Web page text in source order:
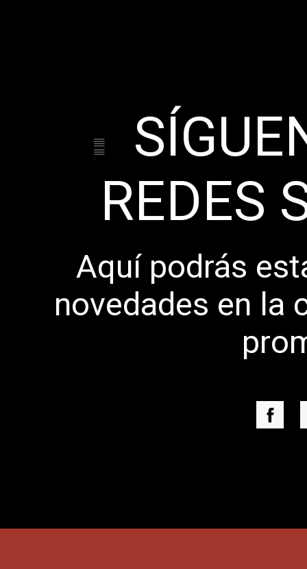
REDES
Aquí podrás
novedades en la